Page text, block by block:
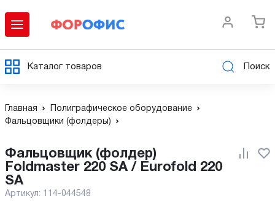
Каталог товаров Поиск
Главная
Полиграфическое оборудование
Фальцовщики (фолдеры)
Фальцовщик (фолдер)
Foldmaster 220 SA / Eurofold 220
SA
Артикул: 114-044548